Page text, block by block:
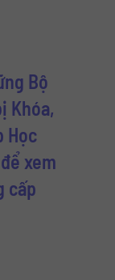
Bộ
Khóa,
Học
xem
cấp